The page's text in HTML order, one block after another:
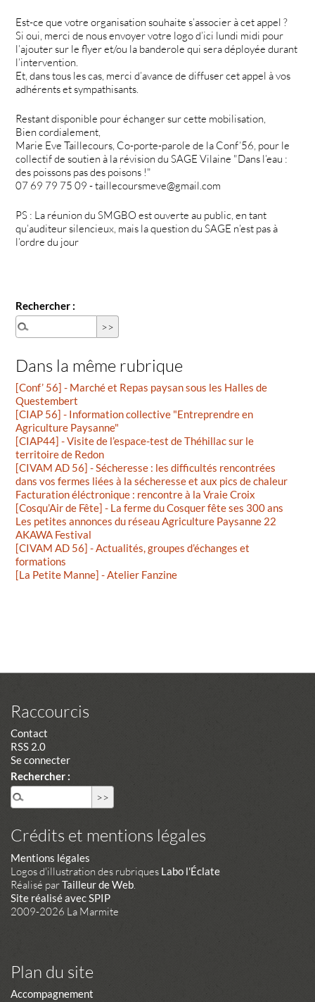
Est-ce que votre organisation souhaite s’associer à cet appel ?
Si oui, merci de nous envoyer votre logo d’ici lundi midi pour
l’ajouter sur le flyer et/ou la banderole qui sera déployée durant
l’intervention.
Et, dans tous les cas, merci d’avance de diffuser cet appel à vos
adhérents et sympathisants.
Restant disponible pour échanger sur cette mobilisation,
Bien cordialement,
Marie Eve Taillecours, Co-porte-parole de la Conf’56, pour le
collectif de soutien à la révision du SAGE Vilaine "Dans l’eau :
des poissons pas des poisons !"
07 69 79 75 09 - taillecoursmeve@gmail.com
PS : La réunion du SMGBO est ouverte au public, en tant
qu’auditeur silencieux, mais la question du SAGE n’est pas à
l’ordre du jour
Rechercher :
Dans la même rubrique
[Conf’ 56] - Marché et Repas paysan sous les Halles de
Questembert
[CIAP 56] - Information collective "Entreprendre en
Agriculture Paysanne"
[CIAP44] - Visite de l’espace-test de Théhillac sur le
territoire de Redon
[CIVAM AD 56] - Sécheresse : les difficultés rencontrées
dans vos fermes liées à la sécheresse et aux pics de chaleur
Facturation éléctronique : rencontre à la Vraie Croix
[Cosqu’Air de Fête] - La ferme du Cosquer fête ses 300 ans
Les petites annonces du réseau Agriculture Paysanne 22
AKAWA Festival
[CIVAM AD 56] - Actualités, groupes d’échanges et
formations
[La Petite Manne] - Atelier Fanzine
Raccourcis
Contact
RSS 2.0
Se connecter
Rechercher :
Crédits et mentions légales
Mentions légales
Logos d'illustration des rubriques Labo l'Éclate
Réalisé parTailleur de Web
Site réalisé avec SPIP
2009-2026 La Marmite
Plan du site
Accompagnement